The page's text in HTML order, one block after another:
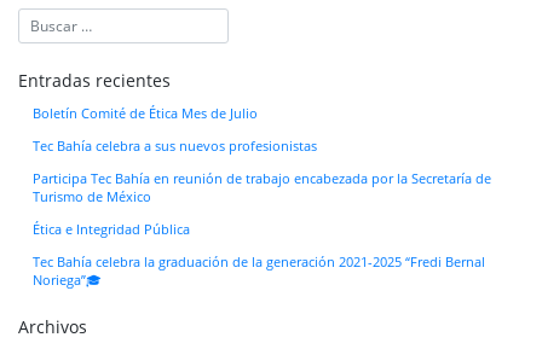
Entradas recientes
Boletín Comité de Ética Mes de Julio
Tec Bahía celebra a sus nuevos profesionistas
Participa Tec Bahía en reunión de trabajo encabezada por la Secretaría de
Turismo de México
Ética e Integridad Pública
Tec Bahía celebra la graduación de la generación 2021-2025 “Fredi Bernal
Noriega”🎓
Archivos